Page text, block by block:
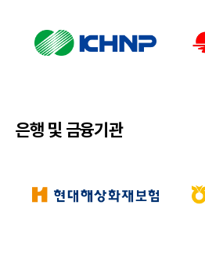
은행 및 금융기관